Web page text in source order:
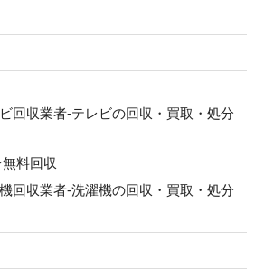
回収業者-テレビの回収・買取・処分
料回収
回収業者-洗濯機の回収・買取・処分